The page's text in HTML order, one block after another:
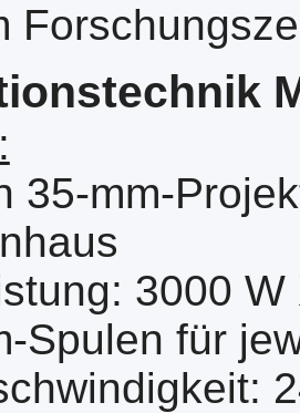
35-mm-
3000 W
Spulen für